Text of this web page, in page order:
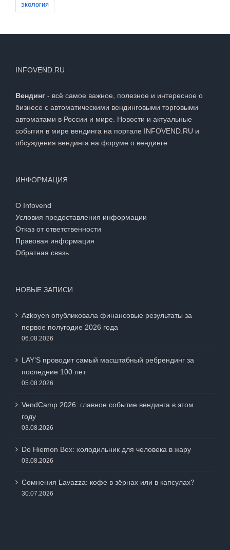
экология
INFOVEND.RU
Вендинг - всё самое важное, полезное и интересное о
бизнесе с автоматическими вендинговыми торговыми
автоматами в России и мире. Новости и актуальные
события в мире вендинга на портале INFOVEND.RU и
обсуждения вендинга на форуме о вендинге
ИНФОРМАЦИЯ
О Infovend
Условия предоставления информации
Отказ от ответственности
Правовая информация
Обратная связь
НОВЫЕ ЗАПИСИ
Azkoyen опубликовала финансовые результаты за
первое полугодие 2026 года
06.08.2026
LAY’S проводит самый масштабный ребрендинг за
последние 100 лет
05.08.2026
VendCamp 2026: главное событие вендинга в этом
году
03.08.2026
Do Hiemon Box: холодильник для человека в жару
03.08.2026
Сомнения Lavazza: кофе в зёрнах или в капсулах?
30.07.2026